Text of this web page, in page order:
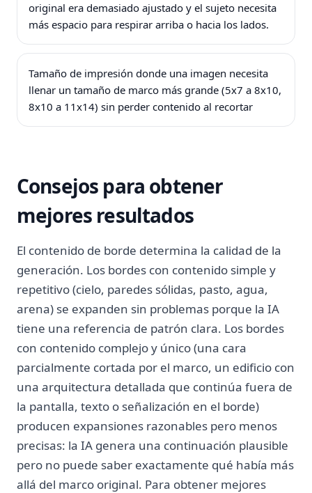
original era demasiado ajustado y el sujeto necesita
más espacio para respirar arriba o hacia los lados.
Tamaño de impresión donde una imagen necesita
llenar un tamaño de marco más grande (5x7 a 8x10,
8x10 a 11x14) sin perder contenido al recortar
Consejos para obtener
mejores resultados
El contenido de borde determina la calidad de la
generación. Los bordes con contenido simple y
repetitivo (cielo, paredes sólidas, pasto, agua,
arena) se expanden sin problemas porque la IA
tiene una referencia de patrón clara. Los bordes
con contenido complejo y único (una cara
parcialmente cortada por el marco, un edificio con
una arquitectura detallada que continúa fuera de
la pantalla, texto o señalización en el borde)
producen expansiones razonables pero menos
precisas: la IA genera una continuación plausible
pero no puede saber exactamente qué había más
allá del marco original. Para obtener mejores